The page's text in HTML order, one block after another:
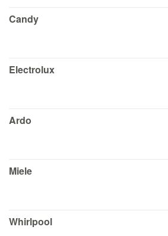
Candy
Electrolux
Ardo
Miele
Whirlpool